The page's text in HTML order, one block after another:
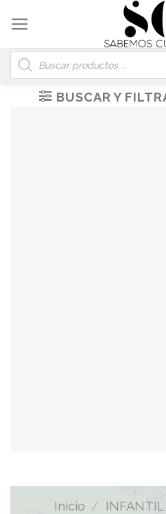
content
Búsqueda
de
productos
BUSCAR Y
Inicio / INFANTIL